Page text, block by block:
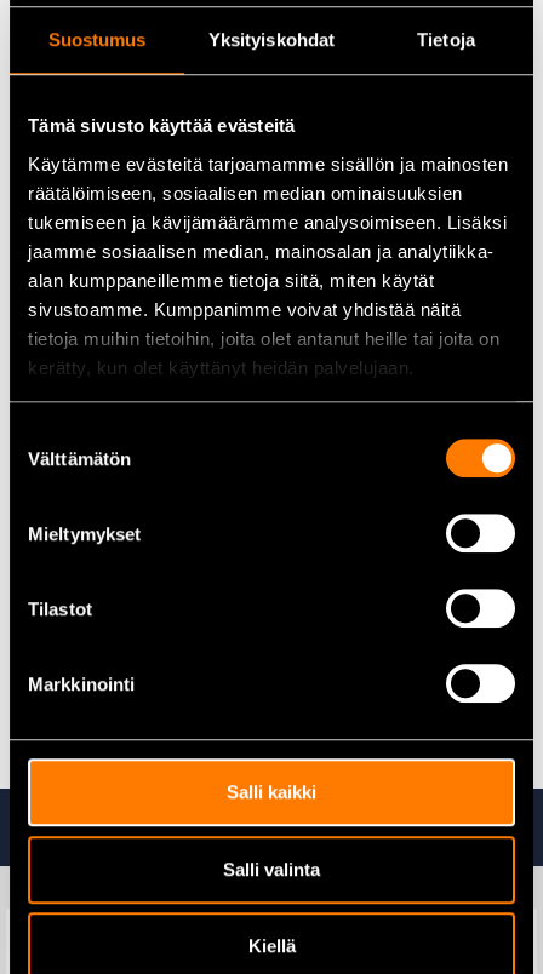
Suostumus Yksityiskohdat Tietoja
Tämä sivusto käyttää evästeitä
Käytämme evästeitä tarjoamamme sisällön ja mainosten
räätälöimiseen, sosiaalisen median ominaisuuksien
tukemiseen ja kävijämäärämme analysoimiseen. Lisäksi
jaamme sosiaalisen median, mainosalan ja analytiikka-
alan kumppaneillemme tietoja siitä, miten käytät
sivustoamme. Kumppanimme voivat yhdistää näitä
tietoja muihin tietoihin, joita olet antanut heille tai joita on
kerätty, kun olet käyttänyt heidän palvelujaan.
valinta
Välttämätön
Mieltymykset
Tilastot
Markkinointi
Salli kaikki
Salli valinta
Kiellä
Tekniset tiedot
Tyyppi:Epoksiliima
Koostumus:2-komponenttinen
Tilavuus: 24 ml
Kovettuminen:Pika
Käyttö: Yleiset liimaus- ja korjaustyöt
Tuotekoodi:SIK019
Halkeamien ja rikkoutuneiden osien paikkaus
Kotitalous ja paja:
Kaikki tekniset kemikaalit löydät täältä
Tutustu myös